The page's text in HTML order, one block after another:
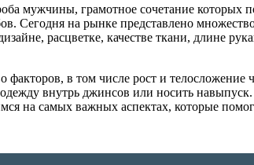
мужчины, грамотное сочетание которых
Сегодня на рынке представлено
расцветке, качестве ткани, длине
в том числе рост и
внутрь джинсов или носить
на самых важных аспектах, которые